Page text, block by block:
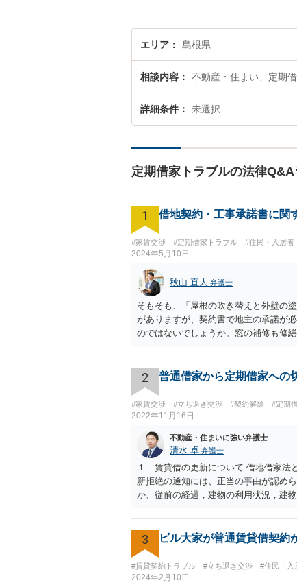
エリア 島根県
相談内容 不動産・住まい、定期
詳細条件 未選択
定期借家トラブルの法律
1 借地契約・工事承諾書に関
#家賃交渉 #定期借家トラブル #住民・入居者
2024年5月10日
秋山 直人 弁護士
そもそも、「屋根の吹き替えと外壁の
がありますが、契約書で地主の承諾が
のではないでしょうか。窓の補修も修
なければ、地主の側で調停を申し立て
認めてもらわなければできないこと
借地人から建物を無償で（？）買い取
2 普通借家から定期借家への
#家賃交渉 #立ち退き交渉 #契約解除 #定期
2022年11月16日
不動産・住まいに強い弁護士
清水 卓 弁護士
１ 賃貸借の更新について 借地借家法
新拒絶の通知には、正当の事由が認め
か、従前の経過，建物の利用状況，建
と思います。更新拒絶に正当の事由が
ることはできません。ただし、正当の
か、賃借人側（あなた側）から同意を
ある場合において、当事者が期間の満
しなかったときは、従前の契約と同一
3 ビル大家が普通賃貸借契約
#賃貸契約トラブル #立ち退き交渉 #住民・入
2024年2月10日